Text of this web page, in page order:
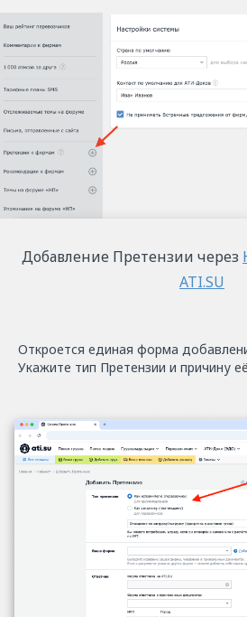
Добавление Претензии через
ATI.SU
Откроется единая форма
Укажите тип Претензии и причину